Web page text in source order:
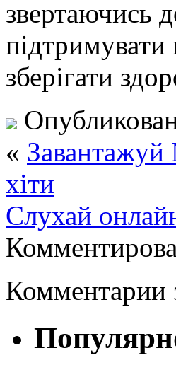
звертаючись
підтримувати
зберігати
« Завантажуй
хіти
Слухай
Комментарии